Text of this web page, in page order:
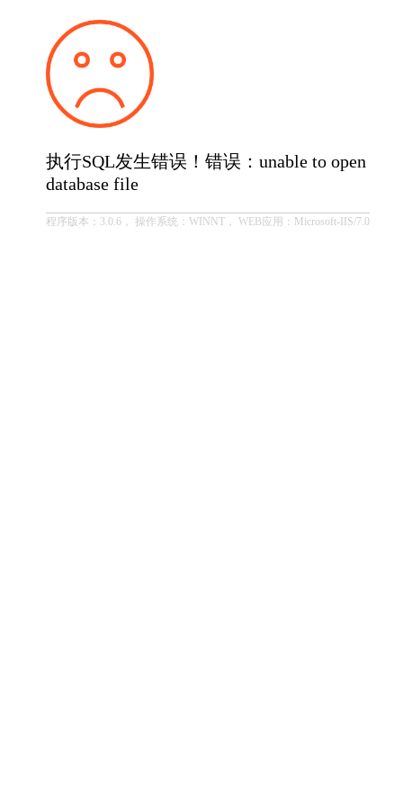
执行SQL发生错误！错误：unable to open
database file
程序版本：3.0.6， 操作系统：WINNT， WEB应用：Microsoft-IIS/7.0